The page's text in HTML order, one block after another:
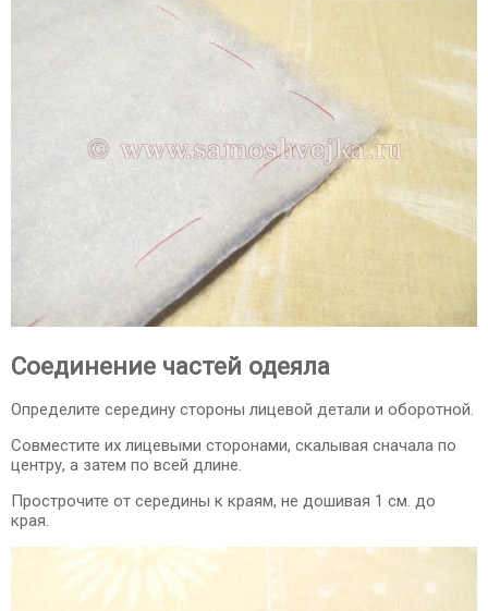
Соединение частей одеяла
Определите середину стороны лицевой детали и оборотной.
Совместите их лицевыми сторонами, скалывая сначала по
центру, а затем по всей длине.
Прострочите от середины к краям, не дошивая 1 см. до
края.